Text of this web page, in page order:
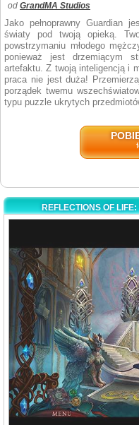
od GrandMA Studios
Jako pełnoprawny Guardian
światy pod twoją opieką.
powstrzymaniu młodego
ponieważ jest drzemiącym
artefaktu. Z twoją inteligencją i
praca nie jest duża!
porządek twemu
typu puzzle ukrytych
REFLECTIONS OF